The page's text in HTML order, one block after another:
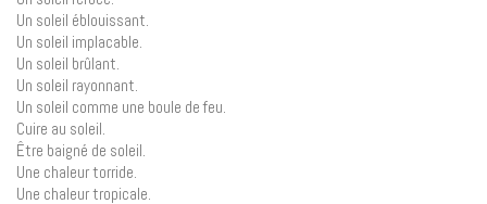
Un soleil éblouissant.
Un soleil implacable.
Un soleil brûlant.
Un soleil rayonnant.
Un soleil comme une boule de feu.
Cuire au soleil.
Être baigné de soleil.
Une chaleur torride.
Une chaleur tropicale.